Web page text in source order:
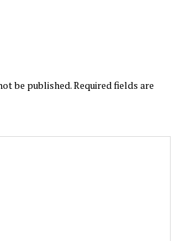
be published.Required fields are